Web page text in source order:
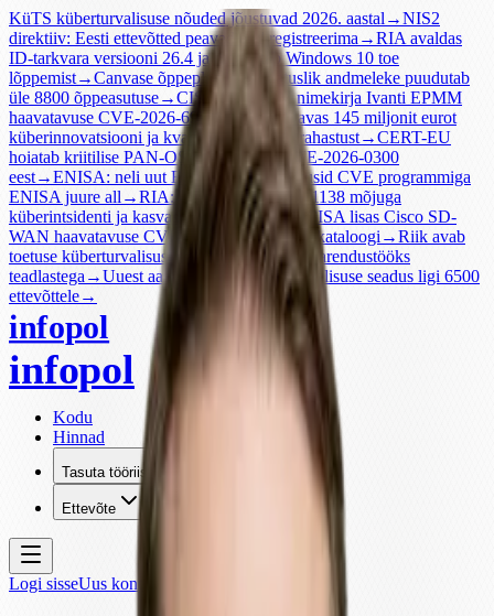
KüTS küberturvalisuse nõuded jõustuvad 2026. aastal →NIS2
direktiiv: Eesti ettevõtted peavad end registreerima →RIA avaldas
ID-tarkvara versiooni 26.4 ja meenutab Windows 10 toe
lõppemist→Canvase õppeplatvormi ulatuslik andmeleke puudutab
üle 8800 õppeasutuse→CISA lisas KEV nimekirja Ivanti EPMM
haavatavuse CVE-2026-6973
→ Euroopa avas 145 miljonit eurot
küberinnovatsiooni ja kvantkrüptograafia rahastust→CERT-EU
hoiatab kriitilise PAN-OS haavatavuse CVE-2026-0300
eest→ENISA: neli uut Euroopa CNAd liitusid CVE programmiga
ENISA juure all →RIA: aprillis registreeriti 1138 mõjuga
küberintsidenti ja kasvas õngitsuste hulk →
CISA lisas Cisco SD-
WAN haavatavuse CVE-2026-20182 KEV kataloogi →Riik avab
toetuse küberturvalisuse ettevõtetele ühiseks arendustööks
teadlastega →Uuest aastast laienes küberturvalisuse seadus ligi 6500
ettevõttele→
infopol
infopol
Kodu
Hinnad
Tasuta tööriistad
Ettevõte
Logi sisseUus konto